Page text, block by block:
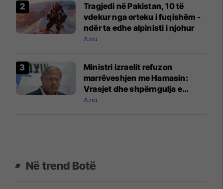
​Tragjedi në Pakistan, 10 të
vdekur nga orteku i fuqishëm -
ndër ta edhe alpinisti i njohur
Azia
Ministri izraelit refuzon
marrëveshjen me Hamasin:
Vrasjet dhe shpërngulja e
palestinezëve duhet të
Azia
Në trend Botë